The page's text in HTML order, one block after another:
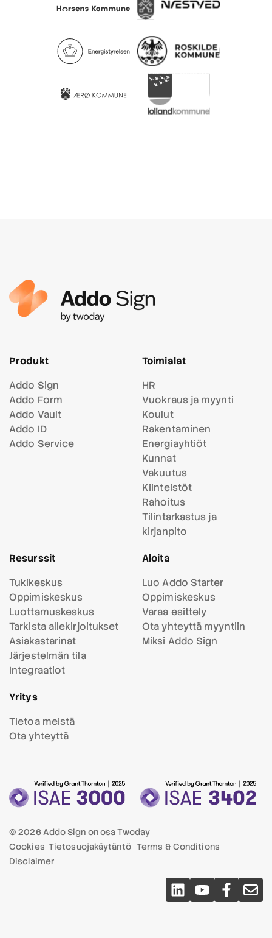
Produkt
Addo Sign
Addo Form
Addo Vault
Addo ID
Addo Service
Toimialat
HR
Vuokraus ja myynti
Koulut
Rakentaminen
Energiayhtiöt
Kunnat
Vakuutus
Kiinteistöt
Rahoitus
Tilintarkastus ja
kirjanpito
Resurssit
Tukikeskus
Oppimiskeskus
Luottamuskeskus
Tarkista allekirjoitukset
Asiakastarinat
Järjestelmän tila
Integraatiot
Aloita
Luo Addo Starter
Oppimiskeskus
Varaa esittely
Ota yhteyttä myyntiin
Miksi Addo Sign
Yritys
Tietoa meistä
Ota yhteyttä
© 2026 Addo Sign on osaTwoday
Cookies Tietosuojakäytäntö Terms & Conditions
Disclaimer